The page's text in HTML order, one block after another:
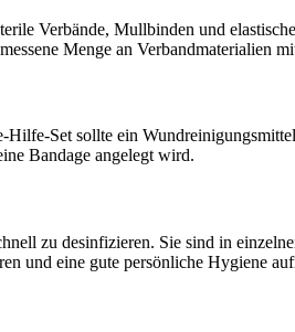
Verbände, Mullbinden und
Menge an Verbandmaterialien
Set sollte ein
Bandage angelegt wird.
zu desinfizieren. Sie sind in
und eine gute persönliche Hygiene